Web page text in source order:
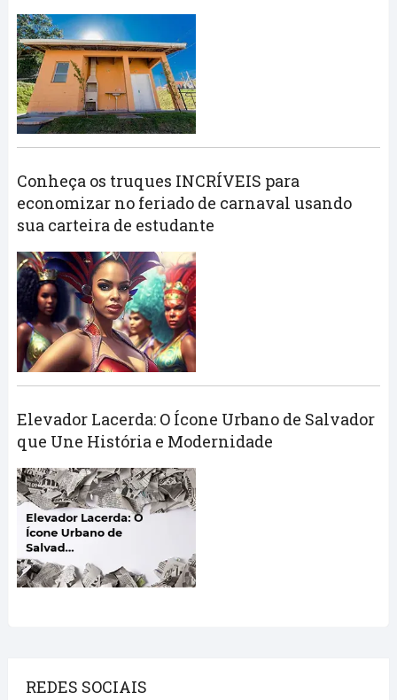
Conheça os truques INCRÍVEIS para
economizar no feriado de carnaval usando
sua carteira de estudante
Elevador Lacerda: O Ícone Urbano de Salvador
que Une História e Modernidade
REDES SOCIAIS